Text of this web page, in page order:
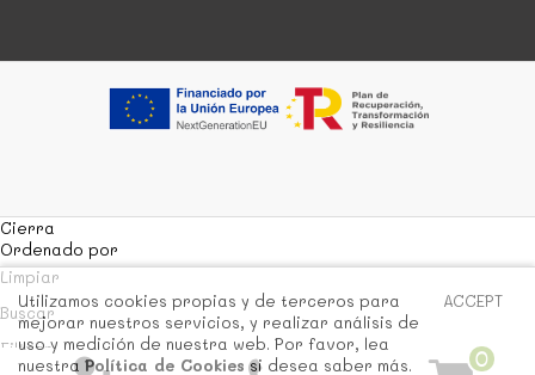
0
ACCEPT
Utilizamos cookies propias y de terceros para
mejorar nuestros servicios, y realizar análisis de
uso y medición de nuestra web. Por favor, lea
nuestra Política de Cookies si desea saber más.
Cierra
Ordenado por
Limpiar
Buscar
Filtrar